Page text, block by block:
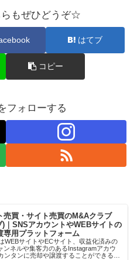
らもぜひどうぞ☆
はてブ
コピー
フォローする
売買・サイト売買のM&Aクラブ
)｜SNSアカウントやWEBサイトの
専用プラットフォーム
WEBサイトやECサイト、収益化済みの
ンネルや集客力のあるInstagramアカウ
ンタンに売却や譲渡することができるプ